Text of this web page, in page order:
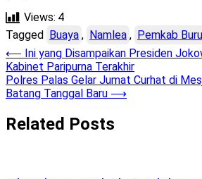
Views: 4
Tagged Buaya , Namlea , Pemkab Buru
Post
navigation
⟵ Ini yang Disampaikan Presiden
Kabinet Paripurna Terakhir
Polres Palas Gelar Jumat Curhat di
Batang Tanggal Baru ⟶
Related Posts